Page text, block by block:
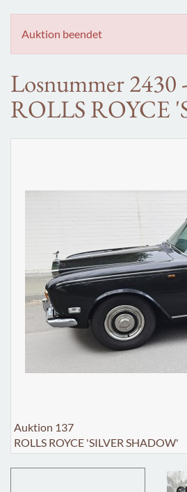
Auktion beendet
Losnummer
ROLLS ROYCE
Auktion 137
ROLLS ROYCE 'SILVER SHADOW'